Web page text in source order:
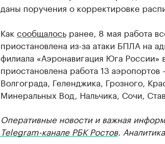
даны поручения о корректировке
Как сообщалосьранее, 8 мая работа
приостановлена из-за атаки БПЛА на
филиала «Аэронавигация Юга России»
приостановлена работа 13 аэропортов
Волгограда, Геленджика, Грозного,
Минеральных Вод, Нальчика, Сочи,
Оперативные новости и важная
Telegram-канале РБК Ростов.